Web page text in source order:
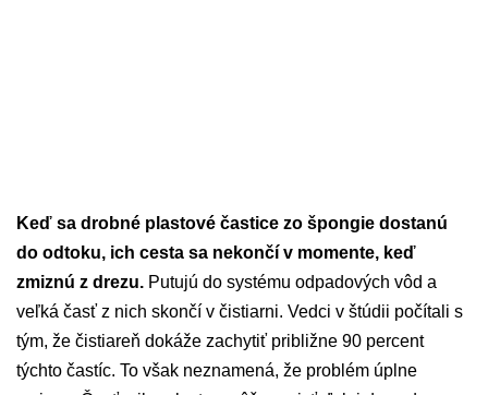
Keď sa drobné plastové častice zo špongie dostanú
do odtoku, ich cesta sa nekončí v momente, keď
zmiznú z drezu. Putujú do systému odpadových vôd a
veľká časť z nich skončí v čistiarni. Vedci v štúdii počítali s
tým, že čistiareň dokáže zachytiť približne 90 percent
týchto častíc. To však neznamená, že problém úplne